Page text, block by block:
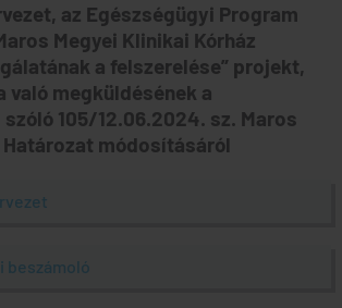
az Egészségügyi Program
Megyei Klinikai Kórház
a felszerelése” projekt,
való megküldésének a
105/12.06.2024. sz. Maros
Határozat módosításáról
beszámoló